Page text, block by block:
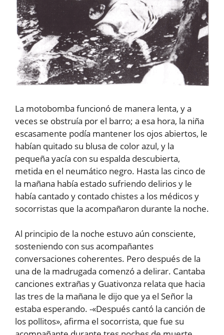
La motobomba funcionó de manera lenta, y a
veces se obstruía por el barro; a esa hora, la niña
escasamente podía mantener los ojos abiertos, le
habían quitado su blusa de color azul, y la
pequeña yacía con su espalda descubierta,
metida en el neumático negro. Hasta las cinco de
la mañana había estado sufriendo delirios y le
había cantado y contado chistes a los médicos y
socorristas que la acompañaron durante la noche.
Al principio de la noche estuvo aún consciente,
sosteniendo con sus acompañantes
conversaciones coherentes. Pero después de la
una de la madrugada comenzó a delirar. Cantaba
canciones extrañas y Guativonza relata que hacia
las tres de la mañana le dijo que ya el Señor la
estaba esperando. -«Después cantó la canción de
los pollitos», afirma el socorrista, que fue su